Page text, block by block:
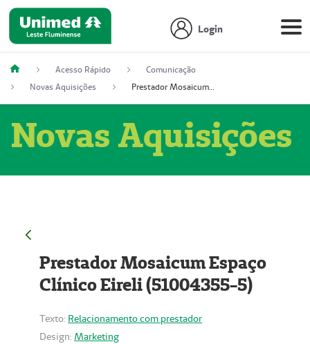
Login
Acesso Rápido
Comunicação
Novas Aquisições
Prestador Mosaicum Espaço Clínico Eireli (51004355-5)
Novas Aquisições
Prestador Mosaicum Espaço
Clínico Eireli (51004355-5)
Texto: Relacionamento com prestador
Design: Marketing